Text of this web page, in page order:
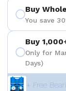
Buy
You save
Buy
Only for
Days)
+ Free